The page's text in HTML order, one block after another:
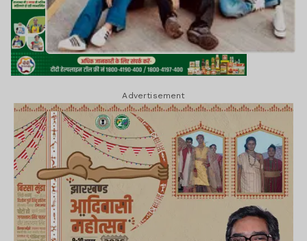
Advertisement